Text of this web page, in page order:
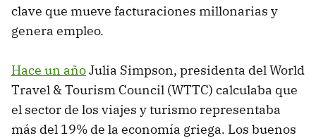
clave que mueve facturaciones millonarias y
genera empleo.
Hace un añoJulia Simpson, presidenta del World
Travel & Tourism Council (WTTC) calculaba que
el sector de los viajes y turismo representaba
más del 19% de la economía griega. Los buenos